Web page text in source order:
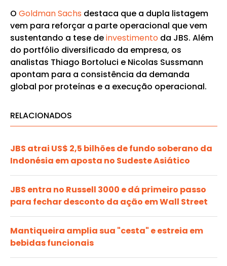
O Goldman Sachs destaca que a dupla listagem
vem para reforçar a parte operacional que vem
sustentando a tese deinvestimentoda JBS. Além
do portfólio diversificado da empresa, os
analistas Thiago Bortoluci e Nicolas Sussmann
apontam para a consistência da demanda
global por proteínas e a execução operacional.
RELACIONADOS
JBS atrai US$ 2,5 bilhões de fundo soberano da
Indonésia em aposta no Sudeste Asiático
JBS entra no Russell 3000 e dá primeiro passo
para fechar desconto da ação em Wall Street
Mantiqueira amplia sua "cesta" e estreia em
bebidas funcionais